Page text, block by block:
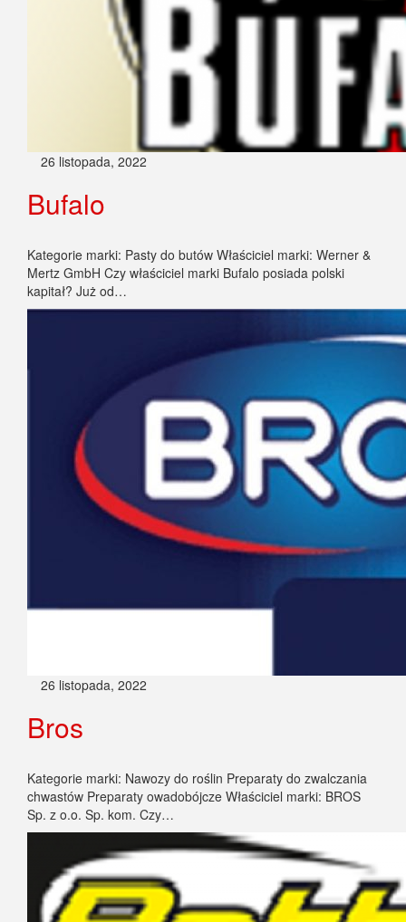
26 listopada, 2022
Bufalo
Kategorie marki: Pasty do butów Właściciel marki: Werner &
Mertz GmbH Czy właściciel marki Bufalo posiada polski
kapitał? Już od…
26 listopada, 2022
Bros
Kategorie marki: Nawozy do roślin Preparaty do zwalczania
chwastów Preparaty owadobójcze Właściciel marki: BROS
Sp. z o.o. Sp. kom. Czy…